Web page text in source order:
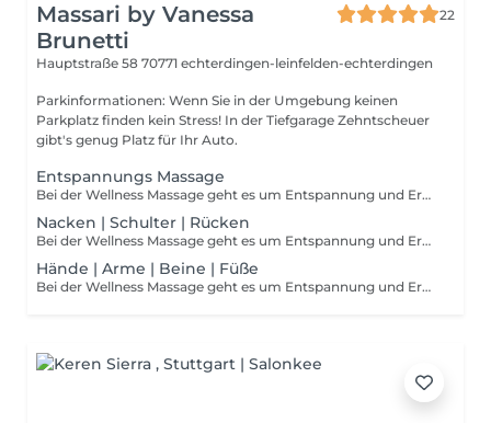
Massari by Vanessa
Brunetti
22
Hauptstraße 58 70771 echterdingen-leinfelden-echterdingen
Parkinformationen: Wenn Sie in der Umgebung keinen
Parkplatz finden kein Stress! In der Tiefgarage Zehntscheuer
gibt's genug Platz für Ihr Auto.
Entspannungs Massage
Bei der Wellness Massage geht es um Entspannung und Erholung. Das angenehm warme Öl mit hochwertigem ätherischem Öl (nach Wunsch) belebt die Sinne und das Wohlbefinden. Gleichzeitig wird die Durchblutung gefördert, die Muskulatur regenieriert und löst Verspannungen. Hierzu bieten wir verschiedene Methoden an. Bei Fragen zu Material und Techniken, wenden Sie sich gerne an
Nacken | Schulter | Rücken
Bei der Wellness Massage geht es um Entspannung und Erholung. Das angenehm warme Öl mit hochwertigem ätherischem Öl (nach Wunsch) belebt die Sinne und das Wohlbefinden. Gleichzeitig wird die Durchblutung gefördert, die Muskulatur regenieriert und löst Verspannungen.
Hände | Arme | Beine | Füße
Bei der Wellness Massage geht es um Entspannung und Erholung. Das angenehm warme Öl mit hochwertigem ätherischem Öl (nach Wunsch) belebt die Sinne und das Wohlbefinden. Gleichzeitig wird die Durchblutung gefördert, die Muskulatur regenieriert und löst Verspannungen.